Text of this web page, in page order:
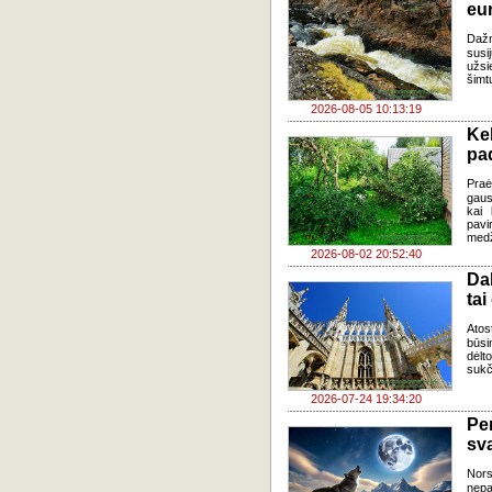
2026-08-05 10:13:19
2026-08-02 20:52:40
kai
2026-07-24 19:34:20
tai